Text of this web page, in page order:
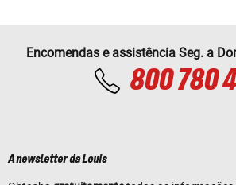
Encomendas e assistência Seg. a
800 780
A newsletter da Louis